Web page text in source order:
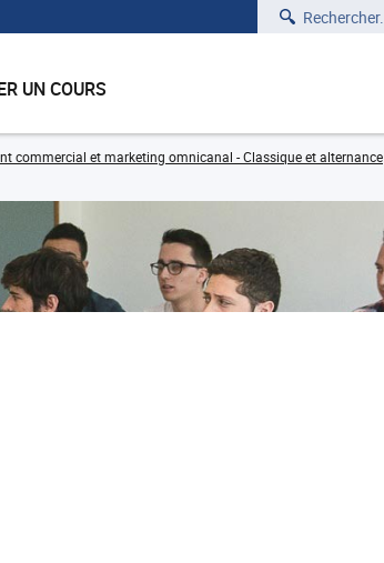
Rechercher
UN COURS
commercial et marketing omnicanal - Classique et alternance